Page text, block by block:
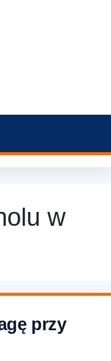
w
przy